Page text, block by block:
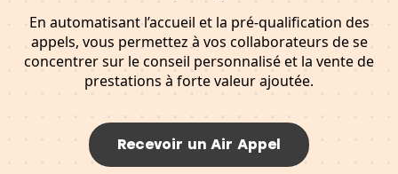
En automatisant l’accueil et la pré-qualification des
appels, vous permettez à vos collaborateurs de se
concentrer sur le conseil personnalisé et la vente de
prestations à forte valeur ajoutée.
Recevoir un Air Appel